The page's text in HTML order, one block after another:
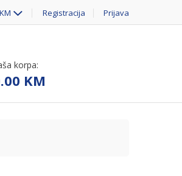
KM Registracija Prijava
korpa:
KM